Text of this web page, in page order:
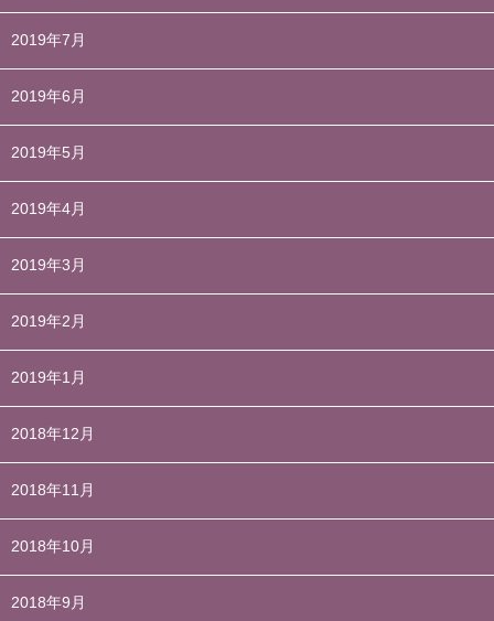
2019年7月
2019年6月
2019年5月
2019年4月
2019年3月
2019年2月
2019年1月
2018年12月
2018年11月
2018年10月
2018年9月